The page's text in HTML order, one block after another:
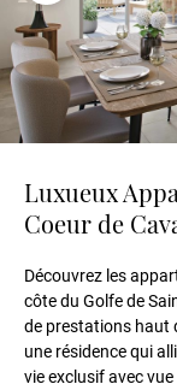
Luxueux
Coeur de
Découvrez les
côte du Golfe de
de prestations haut
une résidence qui
vie exclusif avec